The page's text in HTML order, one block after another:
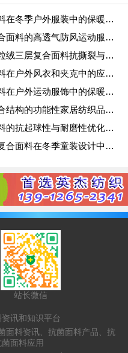
英杰：压花摇粒绒三层复合面料在冬季户外服装中的保暖性能优化研究
英杰：基于压花摇粒绒三层复合面料的高透气防风运动服饰开发
英杰：应用于滑雪服的压花摇粒绒三层复合面料抗撕裂与耐磨性提升技术
英杰：压花摇粒绒三层复合面料在户外风衣和夹克中的应用与性能
英杰：压花摇粒绒三层复合面料在户外运动服饰中的保暖与透气性能研究
英杰：基于压花摇粒绒三层复合结构的功能性家居纺织品开发与应用
英杰：压花摇粒绒三层复合面料的抗起球性与耐磨性优化技术分析
英杰：高弹性压花摇粒绒三层复合面料在冬季童装设计中的应用实践
站长微信
讯和知识平台
面料资讯、抗菌面料产品、抗
面料应用